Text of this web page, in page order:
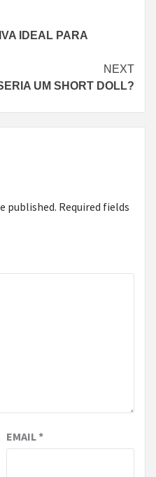
IDEAL PARA
NEXT
UM SHORT DOLL?
published. Required fields
EMAIL*